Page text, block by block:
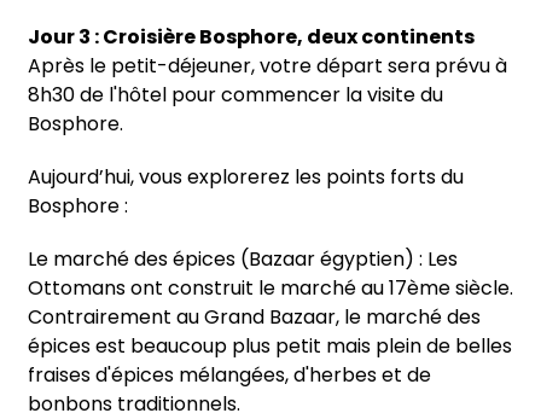
Jour 3 : Croisière Bosphore, deux continents
Après le petit-déjeuner, votre départ sera prévu à
8h30 de l'hôtel pour commencer la visite du
Bosphore.
Aujourd’hui, vous explorerez les points forts du
Bosphore :
Le marché des épices (Bazaar égyptien) : Les
Ottomans ont construit le marché au 17ème siècle.
Contrairement au Grand Bazaar, le marché des
épices est beaucoup plus petit mais plein de belles
fraises d'épices mélangées, d'herbes et de
bonbons traditionnels.